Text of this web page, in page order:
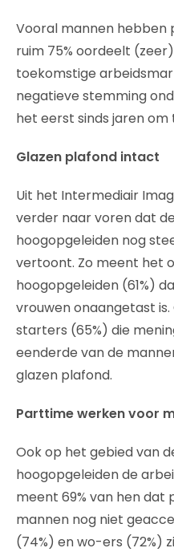
Vooral mannen hebben
ruim 75% oordeelt
toekomstige
negatieve stemming
het eerst sinds jaren om
Glazen plafond intact
Uit het Intermediair
verder naar voren dat
hoogopgeleiden nog
vertoont. Zo meent het
hoogopgeleiden (61%)
vrouwen onaangetast
starters (65%) die
eenderde van de
glazen plafond.
Parttime werken voor
Ook op het gebied van
hoogopgeleiden de
meent 69% van hen
mannen nog niet
(74%) en wo-ers (72%)